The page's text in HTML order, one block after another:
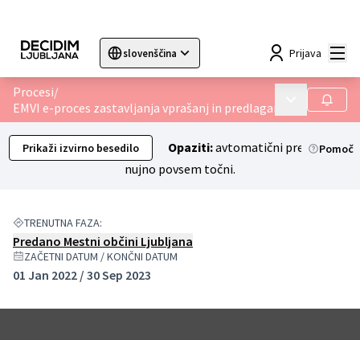
slovenščina
Sprache wählen Choose language Choisir la langue
Prijava
Procesi/
EMVI e-proces zastavljanja vprašanj in predlaganja zamisli
Main menu
Prikaži izvirno besedilo Opaziti:avtomatični prevodi niso
nujno povsem točni.
Pomoč
TRENUTNA FAZA:
Predano Mestni občini Ljubljana
ZAČETNI DATUM / KONČNI DATUM
01 Jan 2022 / 30 Sep 2023